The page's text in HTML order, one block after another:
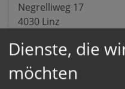
Negrelliweg 17
4030 Linz
Dienste, die
möchten